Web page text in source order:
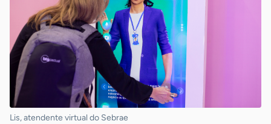
Lis, atendente virtual do Sebrae